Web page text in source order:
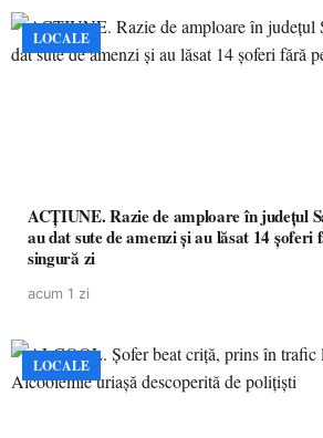
LOCALE
ACȚIUNE. Razie de amploare în județul
au dat sute de amenzi și au lăsat 14
singură zi
acum 1 zi
LOCALE